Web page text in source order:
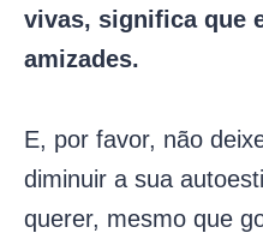
vivas, significa que
amizades.
E, por favor, não
diminuir a sua
querer, mesmo que